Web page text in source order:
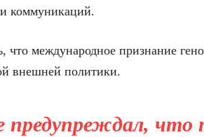
коммуникаций.
что международное признание
внешней политики.
что